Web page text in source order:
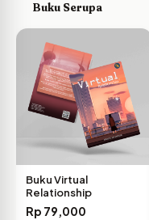
Buku Serupa
Buku Virtual
Relationship
Rp 79,000